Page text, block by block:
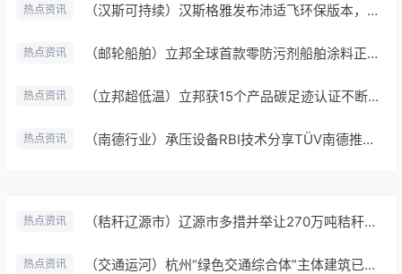
热点资讯 （汉斯可持续）汉斯格雅发布沛适飞环保版本，打造环保淋浴新体验
热点资讯 （邮轮船舶）立邦全球首款零防污剂船舶涂料正式应用于豪华游轮
热点资讯 （立邦超低温）立邦获15个产品碳足迹认证不断刷新企业“绿色透明度”
热点资讯 （南德行业）承压设备RBI技术分享TÜV南德推动石化行业安全发展
热点资讯 （秸秆辽源市）辽源市多措并举让270万吨秸秆变废为宝
热点资讯 （交通运河）杭州“绿色交通综合体”主体建筑已完成